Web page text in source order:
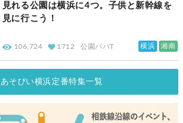
見れる公園は横浜に4つ。子供と新幹線を
見に行こう！
106,724 1712 公園パパT 横浜 湘南
あそびい横浜定番特集一覧